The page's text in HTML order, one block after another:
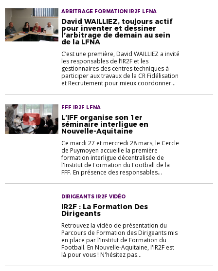
ARBITRAGE FORMATION IR2F LFNA
David WAILLIEZ, toujours actif
pour inventer et dessiner
l’arbitrage de demain au sein
de la LFNA
C’est une première, David WAILLIEZ a invité
les responsables de l’IR2F et les
gestionnaires des centres techniques à
participer aux travaux de la CR Fidélisation
et Recrutement pour mieux coordonner...
FFF IR2F LFNA
L’IFF organise son 1er
séminaire interligue en
Nouvelle-Aquitaine
Ce mardi 27 et mercredi 28 mars, le Cercle
de Puymoyen accueille la première
formation interligue décentralisée de
l'Institut de Formation du Football de la
FFF. En présence des responsables...
DIRIGEANTS IR2F VIDÉO
IR2F : La Formation Des
Dirigeants
Retrouvez la vidéo de présentation du
Parcours de Formation des Dirigeants mis
en place par l'Institut de Formation du
Football. En Nouvelle-Aquitaine, l'IR2F est
là pour vous ! N'hésitez pas...